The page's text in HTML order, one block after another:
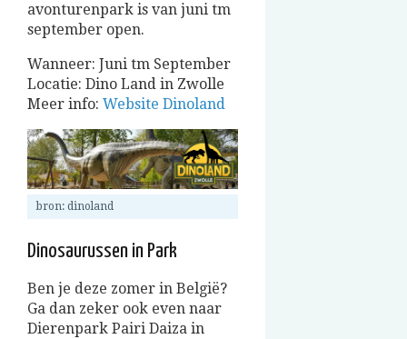
avonturenpark is van juni tm
september open.
Wanneer: Juni tm September
Locatie: Dino Land in Zwolle
Meer info: Website Dinoland
bron: dinoland
Dinosaurussen in Park
Ben je deze zomer in België?
Ga dan zeker ook even naar
Dierenpark Pairi Daiza in